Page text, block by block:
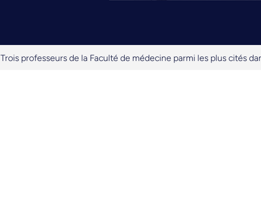
Trois professeurs de la Faculté de médecine parmi les plus cités